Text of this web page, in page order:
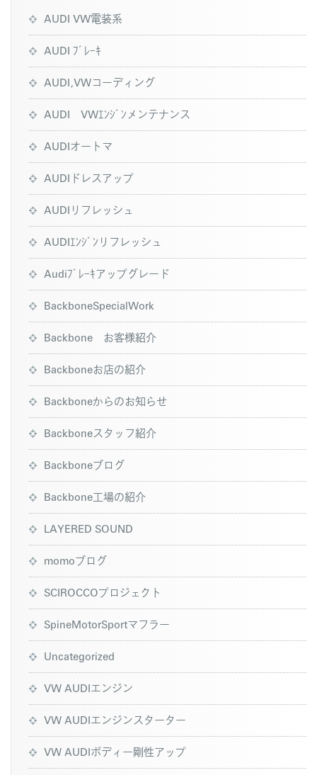
AUDI VW電装系
AUDI ﾌﾞﾚｰｷ
AUDI,VWコーディング
AUDI VWｴﾝｼﾞﾝメンテナンス
AUDIオートマ
AUDIドレスアップ
AUDIリフレッシュ
AUDIｴﾝｼﾞﾝリフレッシュ
Audiﾌﾞﾚｰｷアップグレード
BackboneSpecialWork
Backbone お客様紹介
Backboneお店の紹介
Backboneからのお知らせ
Backboneスタッフ紹介
Backboneブログ
Backbone工場の紹介
LAYERED SOUND
momoブログ
SCIROCCOプロジェクト
SpineMotorSportマフラー
Uncategorized
VW AUDIエンジン
VW AUDIエンジンスターター
VW AUDIボディー剛性アップ